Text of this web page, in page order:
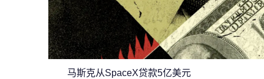
马斯克从SpaceX贷款5亿美元